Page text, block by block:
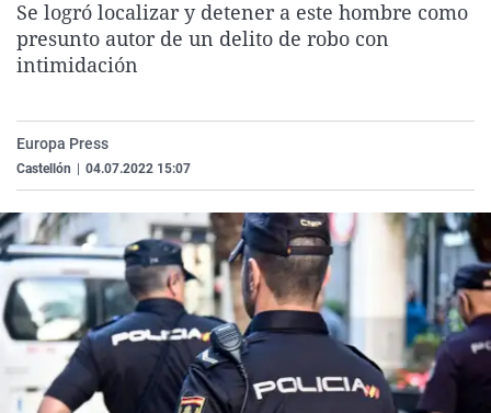
La rosa de los vientos
Caso
Extremadura
Virales
Se logró localizar y detener a este hombre como
presunto autor de un delito de robo con
intimidación
Europa Press
Castellón 04.07.2022 15:07